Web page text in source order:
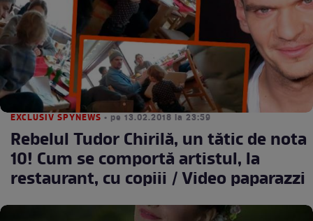
EXCLUSIV SPYNEWS • pe 13.02.2018 la 23:59
Rebelul Tudor Chirilă, un tătic de nota
10! Cum se comportă artistul, la
restaurant, cu copiii / Video paparazzi